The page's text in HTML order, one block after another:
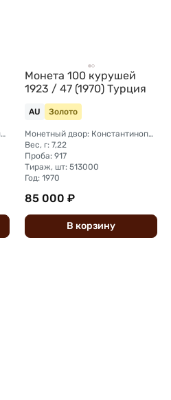
Монетный двор: Константинополь
Монета 100 курушей
1923 / 47 (1970) Турция
AU Золото
Монетный двор: Константинополь
Вес, г: 7,22
Проба: 917
Тираж, шт: 513000
Год: 1970
85 000 ₽
В корзину